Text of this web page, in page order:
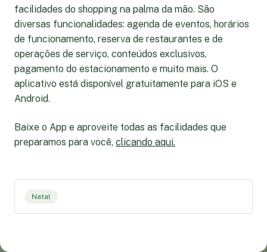
facilidades do shopping na palma da mão. São
diversas funcionalidades: agenda de eventos, horários
de funcionamento, reserva de restaurantes e de
operações de serviço, conteúdos exclusivos,
pagamento do estacionamento e muito mais. O
aplicativo está disponível gratuitamente para iOS e
Android.
Baixe o App e aproveite todas as facilidades que
preparamos para você, clicando aqui.
Natal